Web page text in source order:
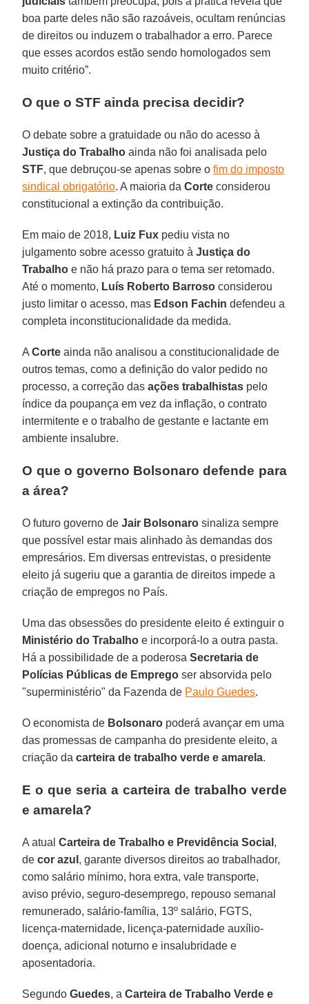
boa parte deles não são razoáveis, ocultam renúncias
de direitos ou induzem o trabalhador a erro. Parece
que esses acordos estão sendo homologados sem
muito critério”.
O que o STF ainda precisa decidir?
O debate sobre a gratuidade ou não do acesso à
Justiça do Trabalho ainda não foi analisada pelo
STF, que debruçou-se apenas sobre ofim do imposto
sindical obrigatório. A maioria daCorte considerou
constitucional a extinção da contribuição.
Em maio de 2018, Luiz Fux pediu vista no
julgamento sobre acesso gratuito àJustiça do
Trabalho e não há prazo para o tema ser retomado.
Até o momento, Luís Roberto Barroso considerou
justo limitar o acesso, mas Edson Fachin defendeu a
completa inconstitucionalidade da medida.
ACorte ainda não analisou a constitucionalidade de
outros temas, como a definição do valor pedido no
processo, a correção dasações trabalhistas pelo
índice da poupança em vez da inflação, o contrato
intermitente e o trabalho de gestante e lactante em
ambiente insalubre.
O que o governo Bolsonaro defende para
a área?
O futuro governo deJair Bolsonaro sinaliza sempre
que possível estar mais alinhado às demandas dos
empresários. Em diversas entrevistas, o presidente
eleito já sugeriu que a garantia de direitos impede a
criação de empregos no País.
Uma das obsessões do presidente eleito é extinguir o
Ministério do Trabalho e incorporá-lo a outra pasta.
Há a possibilidade de a poderosaSecretaria de
Polícias Públicas de Emprego ser absorvida pelo
"superministério" da Fazenda de Paulo Guedes.
O economista de Bolsonaro poderá avançar em uma
das promessas de campanha do presidente eleito, a
criação dacarteira de trabalho verde e amarela.
E o que seria a carteira de trabalho verde
e amarela?
A atualCarteira de Trabalho e Previdência Social ,
decor azul , garante diversos direitos ao trabalhador,
como salário mínimo, hora extra, vale transporte,
aviso prévio, seguro-desemprego, repouso semanal
remunerado, salário-família, 13º salário, FGTS,
licença-maternidade, licença-paternidade auxílio-
doença, adicional noturno e insalubridade e
aposentadoria.
SegundoGuedes, aCarteira de Trabalho Verde e